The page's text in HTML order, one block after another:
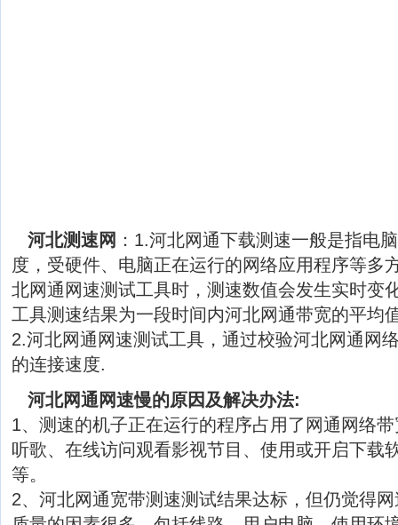
河北测速网 ：1.河北网通下载测速一般是指电
度，受硬件、电脑正在运行的网络应用程序等多
北网通网速测试工具时，测速数值会发生实时变
工具测速结果为一段时间内河北网通带宽的平均
2.河北网通网速测试工具，通过校验河北网通网
的连接速度.
河北网通网速慢的原因及解决办法:
1、测速的机子正在运行的程序占用了网通网络
听歌、在线访问观看影视节目、使用或开启下载
等。
2、河北网通宽带测速测试结果达标，但仍觉得